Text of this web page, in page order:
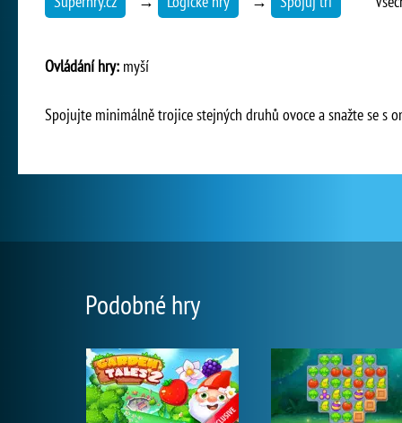
Ovládání hry: myší
Spojujte minimálně trojice stejných druhů ovoce a snažte se s
Podobné hry